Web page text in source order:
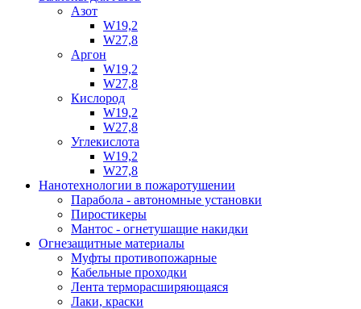
Азот
W19,2
W27,8
Аргон
W19,2
W27,8
Кислород
W19,2
W27,8
Углекислота
W19,2
W27,8
Нанотехнологии в пожаротушении
Парабола - автономные установки
Пиростикеры
Мантос - огнетушащие накидки
Огнезащитные материалы
Муфты противопожарные
Кабельные проходки
Лента терморасширяющаяся
Лаки, краски